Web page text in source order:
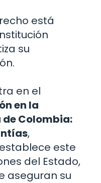
está
su
en el
en la
Colombia:
,
este
del Estado,
aseguran su